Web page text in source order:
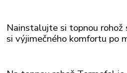
Nainstalujte si topnou rohož
si výjimečného komfortu po